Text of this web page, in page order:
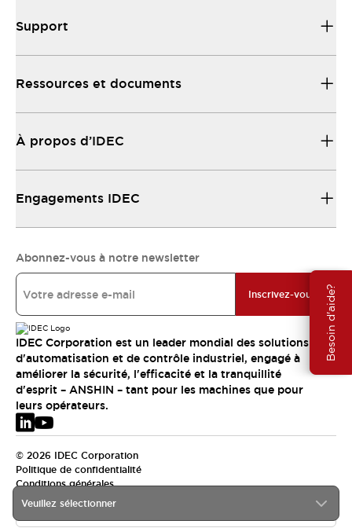
Besoin d'aide?
Veuillez sélectionner
Support
Ressources et documents
À propos d’IDEC
Engagements IDEC
Abonnez-vous à notre newsletter
Inscrivez-vous
IDEC Corporation est un leader mondial des solutions
d'automatisation et de contrôle industriel, engagé à
améliorer la sécurité, l'efficacité et la tranquillité
d'esprit – ANSHIN – tant pour les machines que pour
leurs opérateurs.
© 2026 IDEC Corporation
Politique de confidentialité
Conditions générales
EMEA